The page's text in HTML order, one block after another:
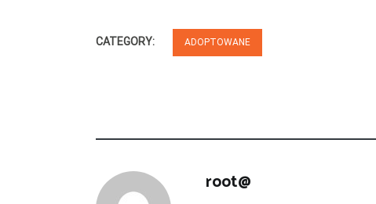
CATEGORY: ADOPTOWANE
root@